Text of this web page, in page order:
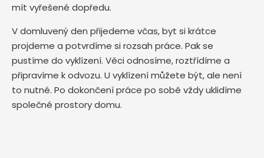
mít vyřešené dopředu.
V domluvený den přijedeme včas, byt si krátce
projdeme a potvrdíme si rozsah práce. Pak se
pustíme do vyklízení. Věci odnosíme, roztřídíme a
připravíme k odvozu. U vyklízení můžete být, ale není
to nutné. Po dokončení práce po sobě vždy uklidíme
společné prostory domu.